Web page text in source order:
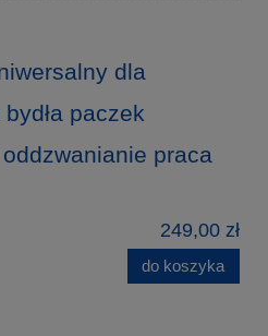
dla
paczek
praca
249,00 zł
do koszyka